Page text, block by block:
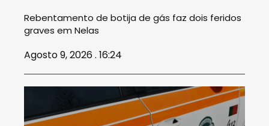
Rebentamento de botija de gás faz dois feridos
graves em Nelas
Agosto 9, 2026 . 16:24